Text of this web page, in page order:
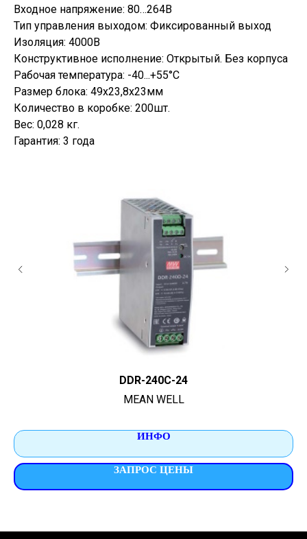
Входное напряжение: 80…264В
Тип управления выходом: Фиксированный выход
Изоляция: 4000В
Конструктивное исполнение: Открытый. Без корпуса
Рабочая температура: -40...+55°C
Размер блока: 49х23,8х23мм
Количество в коробке: 200шт.
Вес: 0,028 кг.
Гарантия: 3 года
DDR-240C-24
MEAN WELL
ИНФО
ЗАПРОС ЦЕНЫ